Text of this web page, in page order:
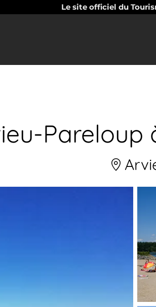
Le site officiel du